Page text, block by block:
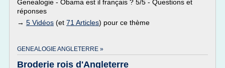
Genealogie - Obama est il français ? 5/5 - Questions et
réponses
→ 5 Vidéos (et 71 Articles) pour ce thème
GENEALOGIE ANGLETERRE »
Broderie rois d'Angleterre